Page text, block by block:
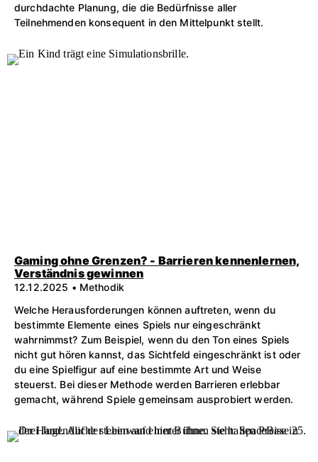
durchdachte Planung, die die Bedürfnisse aller
Teilnehmenden konsequent in den Mittelpunkt stellt.
Gaming ohne Grenzen? - Barrieren kennenlernen,
Verständnis gewinnen
12.12.2025 • Methodik
Welche Herausforderungen können auftreten, wenn du
bestimmte Elemente eines Spiels nur eingeschränkt
wahrnimmst? Zum Beispiel, wenn du den Ton eines Spiels
nicht gut hören kannst, das Sichtfeld eingeschränkt ist oder
du eine Spielfigur auf eine bestimmte Art und Weise
steuerst. Bei dieser Methode werden Barrieren erlebbar
gemacht, während Spiele gemeinsam ausprobiert werden.